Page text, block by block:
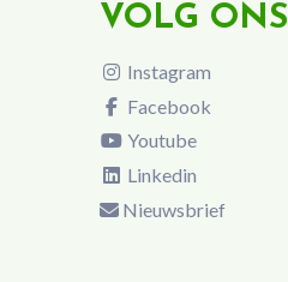
VOLG ONS
Instagram
Facebook
Youtube
Linkedin
Nieuwsbrief